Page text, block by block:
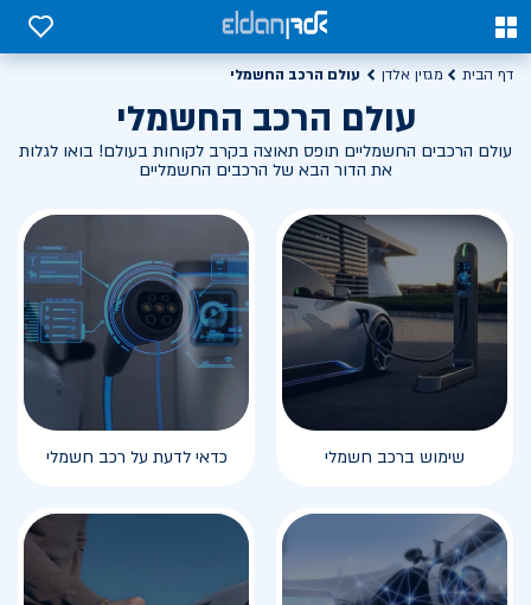
0
0
דף הבית מגזין אלדן עולם הרכב החשמלי
עולם הרכב החשמלי
עולם הרכבים החשמליים תופס תאוצה בקרב לקוחות בעולם! בואו לגלות
את הדור הבא של הרכבים החשמליים
שימוש ברכב חשמלי כדאי לדעת על רכב חשמלי